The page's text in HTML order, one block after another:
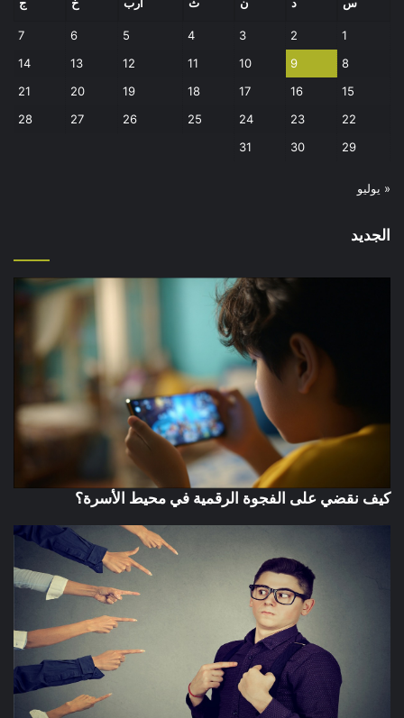
1
2
3
4
5
6
7
8
9
10
11
12
13
14
15
16
17
18
19
20
21
22
23
24
25
26
27
28
29
30
31
« يوليو
الجديد
كيف نقضي على الفجوة الرقمية في محيط الأسرة؟